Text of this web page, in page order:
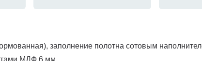
заполнение полотна сотовым